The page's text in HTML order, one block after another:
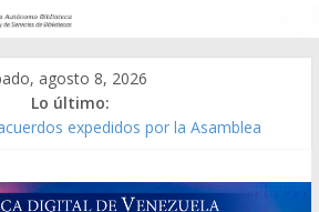
agosto 8, 2026
Lo último:
expedidos por la Asamblea
[material gráfico]